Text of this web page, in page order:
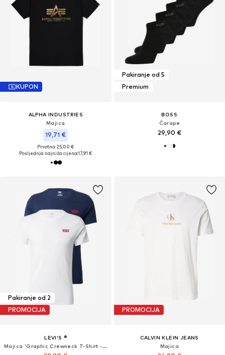
KUPON
ALPHA INDUSTRIES
Majica
19,71 €
Prvotno: 25,00 €
Posljednja najniža cijena:17,91 €
Pakiranje od 5
Premium
BOSS
Čarape
29,90 €
Pakiranje od 2
PROMOCIJA
LEVI'S ®
Majica 'Graphic Crewneck T-Shirt - 2 Pack'
PROMOCIJA
CALVIN KLEIN JEANS
Majica